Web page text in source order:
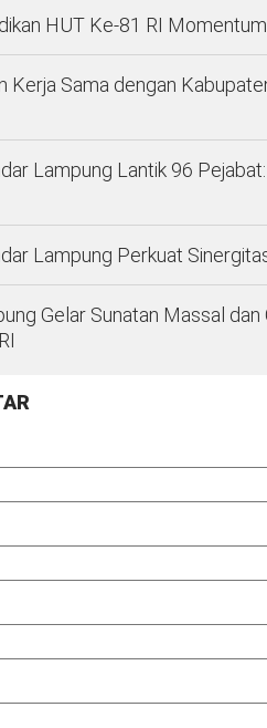
HUT Ke-81 RI
Kerja Sama dengan
Lampung Lantik 96
Lampung Perkuat
Gelar Sunatan Massal